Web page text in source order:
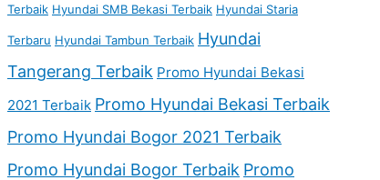
Terbaik Hyundai SMB Bekasi Terbaik Hyundai Staria
Terbaru Hyundai Tambun Terbaik Hyundai
Tangerang Terbaik Promo Hyundai Bekasi
2021 Terbaik Promo Hyundai Bekasi Terbaik
Promo Hyundai Bogor 2021 Terbaik
Promo Hyundai Bogor Terbaik Promo